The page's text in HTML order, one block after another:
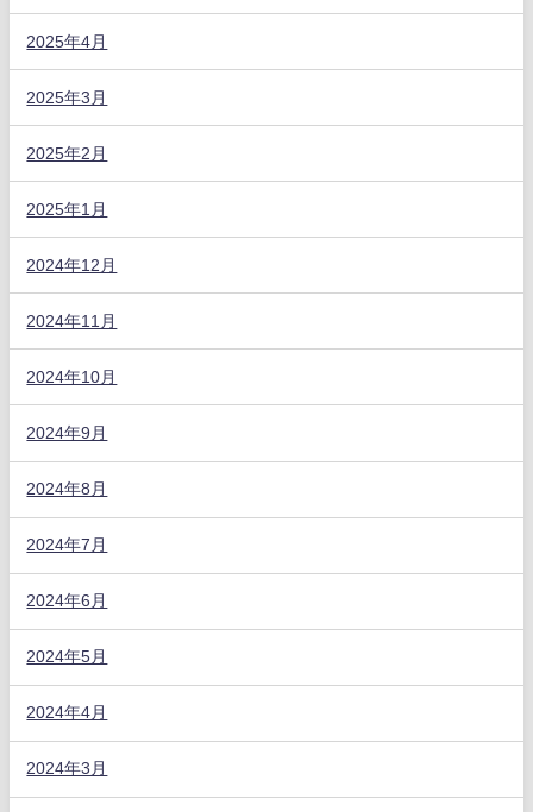
2025年4月
2025年3月
2025年2月
2025年1月
2024年12月
2024年11月
2024年10月
2024年9月
2024年8月
2024年7月
2024年6月
2024年5月
2024年4月
2024年3月